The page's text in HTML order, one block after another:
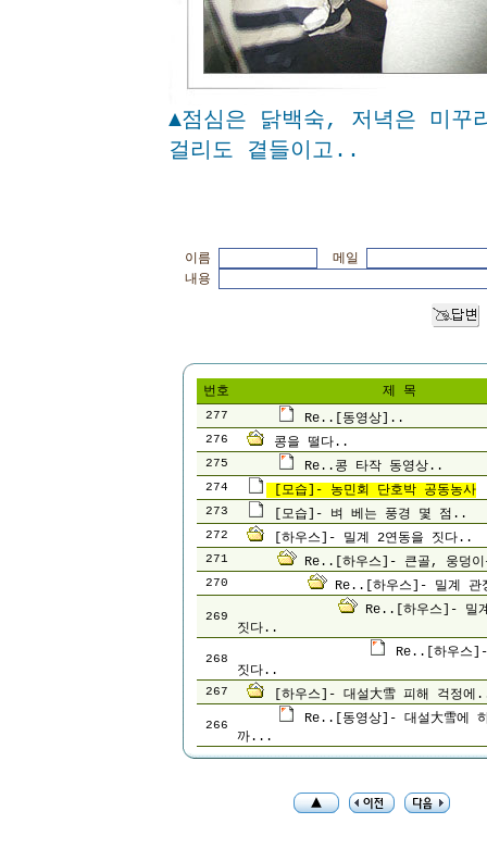
▲점심은 닭백숙, 저녁은 미꾸
걸리도 곁들이고..
이름
메일
내용
번호 제 목
277 Re..[동영상]..
276 콩을 떨다..
275 Re..콩 타작 동영상..
274 [모습]- 농민회 단호박 공동농사
273 [모습]- 벼 베는 풍경 몇 점..
272 [하우스]- 밀계 2연동을 짓다..
271 Re..[하우스]- 큰골, 웅덩
270 Re..[하우스]- 밀계 관
269
Re..[하우스]- 밀
짓다..
268
Re..[하우스
짓다..
267 [하우스]- 대설大雪 피해 걱정에
266
Re..[동영상]- 대설大雪에
까...